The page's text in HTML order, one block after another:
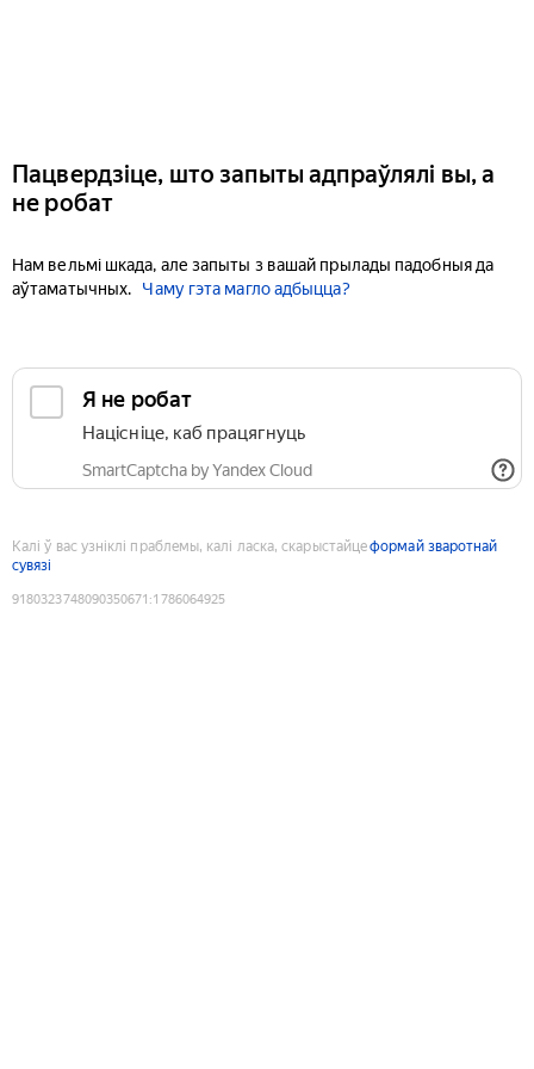
Пацвердзіце, што запыты адпраўлялі вы, а
не робат
Нам вельмі шкада, але запыты з вашай прылады падобныя да
аўтаматычных.
Чаму гэта магло адбыцца?
Я не робат
Націсніце, каб працягнуць
SmartCaptcha by Yandex Cloud
Калі ў вас узніклі праблемы, калі ласка, скарыстайцеформай зваротнай
сувязі
9180323748090350671 :1786064925